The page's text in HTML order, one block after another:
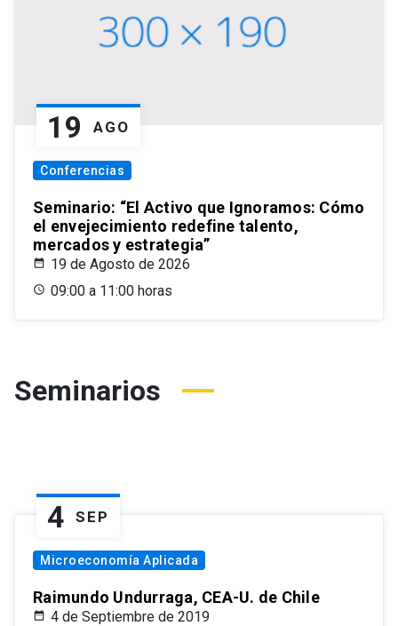
19 AGO
Conferencias
Seminario: “El Activo que Ignoramos: Cómo
el envejecimiento redefine talento,
mercados y estrategia”
19 de Agosto de 2026
09:00 a 11:00 horas
Seminarios
4 SEP
Microeconomía Aplicada
Raimundo Undurraga, CEA-U. de Chile
4 de Septiembre de 2019